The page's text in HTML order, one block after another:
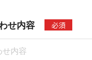
せ内容 必須